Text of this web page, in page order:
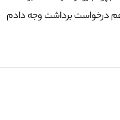
درخواست برداشت وجه دادم